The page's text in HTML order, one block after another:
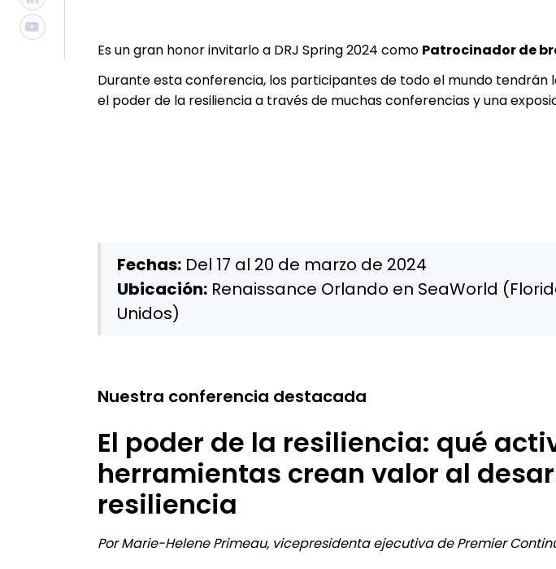
Es un gran honor invitarlo a DRJ Spring 2024 como Patrocinador de
Durante esta conferencia, los participantes de todo el mundo tendrán
el poder de la resiliencia a través de muchas conferencias y una
Fechas: Del 17 al 20 de marzo de 2024
Ubicación: Renaissance Orlando en SeaWorld
Unidos)
Nuestra conferencia destacada
El poder de la resiliencia: qué
herramientas crean valor al
resiliencia
Por Marie-Helene Primeau, vicepresidenta ejecutiva de Premier